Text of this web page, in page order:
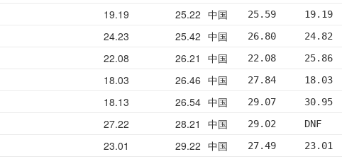
19.19 25.22 中国 25.59
24.23 25.42 中国 26.80
22.08 26.21 中国 22.08
18.03 26.46 中国 27.84
18.13 26.54 中国 29.07
27.22 28.21 中国 29.02     DNF
23.01 29.22 中国 27.49